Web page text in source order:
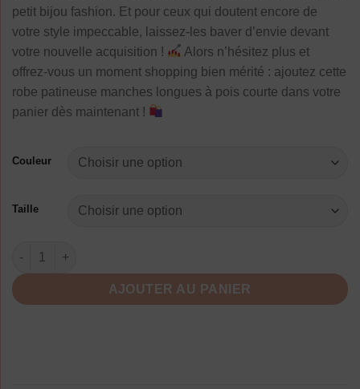
petit bijou fashion. Et pour ceux qui doutent encore de
votre style impeccable, laissez-les baver d’envie devant
votre nouvelle acquisition !
Alors n’hésitez plus et
offrez-vous un moment shopping bien mérité : ajoutez cette
robe patineuse manches longues à pois courte dans votre
panier dès maintenant !
Couleur
Taille
quantité de Robe Patineuse Manches Longues À Pois Courte
AJOUTER AU PANIER